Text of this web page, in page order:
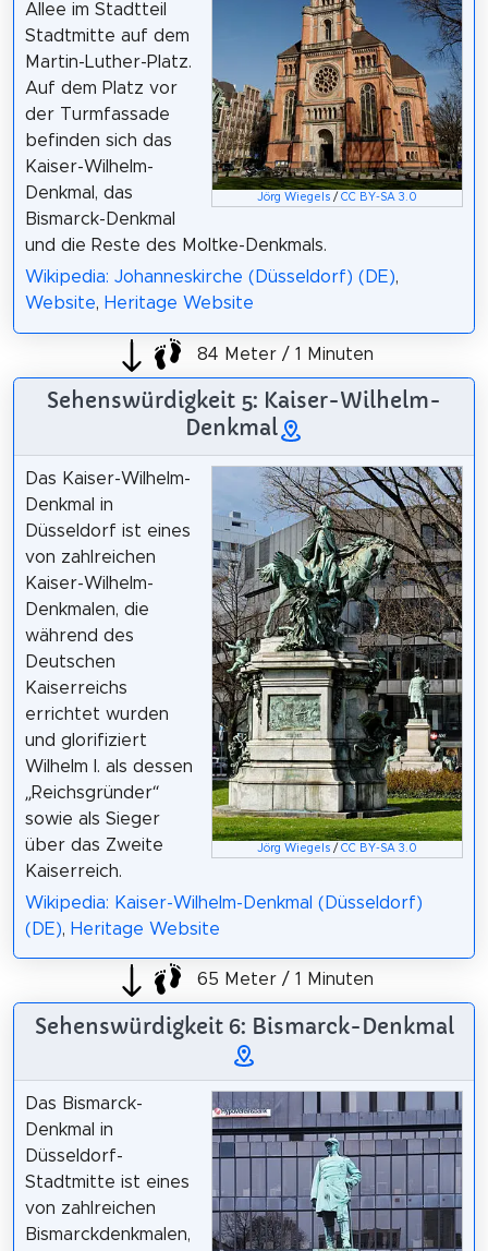
Jörg Wiegels /CC BY-SA 3.0
Allee im Stadtteil
Stadtmitte auf dem
Martin-Luther-Platz.
Auf dem Platz vor
der Turmfassade
befinden sich das
Kaiser-Wilhelm-
Denkmal, das
Bismarck-Denkmal
und die Reste des Moltke-Denkmals.
Wikipedia: Johanneskirche (Düsseldorf) (DE),
Website, Heritage Website
84 Meter / 1 Minuten
Sehenswürdigkeit 5: Kaiser-Wilhelm-
Denkmal
Jörg Wiegels /CC BY-SA 3.0
Das Kaiser-Wilhelm-
Denkmal in
Düsseldorf ist eines
von zahlreichen
Kaiser-Wilhelm-
Denkmalen, die
während des
Deutschen
Kaiserreichs
errichtet wurden
und glorifiziert
Wilhelm I. als dessen
„Reichsgründer“
sowie als Sieger
über das Zweite
Kaiserreich.
Wikipedia: Kaiser-Wilhelm-Denkmal (Düsseldorf)
(DE), Heritage Website
65 Meter / 1 Minuten
Sehenswürdigkeit 6: Bismarck-Denkmal
Das Bismarck-
Denkmal in
Düsseldorf-
Stadtmitte ist eines
von zahlreichen
Bismarckdenkmalen,